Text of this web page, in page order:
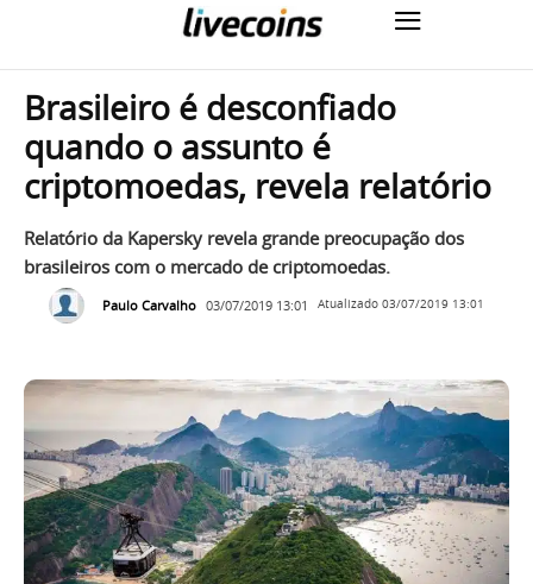
Brasileiro é desconfiado
quando o assunto é
criptomoedas, revela relatório
Relatório da Kapersky revela grande preocupação dos
brasileiros com o mercado de criptomoedas.
Paulo Carvalho 03/07/2019 13:01 Atualizado 03/07/2019 13:01